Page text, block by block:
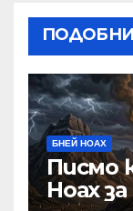
БНЕЙ НОАХ
Писмо
Ноах